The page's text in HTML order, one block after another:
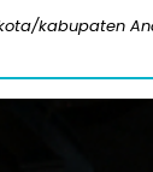
kabupaten